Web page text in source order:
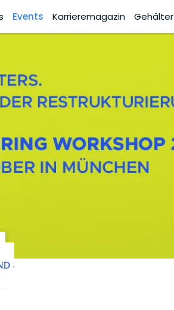
Events Karrieremagazin Gehälter